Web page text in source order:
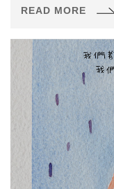
法。
READ MORE